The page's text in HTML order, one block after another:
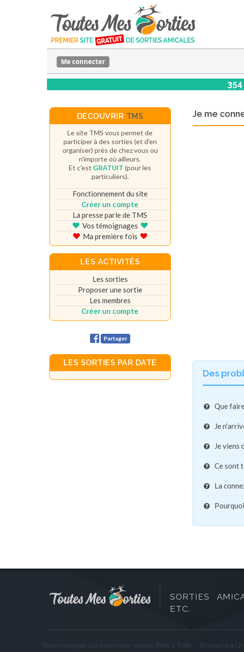
Me connecter
Je me
Des
Que
Je
Je viens
Ce sont
La
DÉCOUVRIR TMS
Le site TMS vous permet de
participer à des sorties (et d'en
organiser) près de chez vous ou
n'importe où ailleurs.
Et c'est GRATUIT (pour les
particuliers).
Fonctionnement du site
Créer un compte
La presse parle de TMS
Vos témoignages
Ma première fois
LES ACTIVITÉS
Les sorties
Proposer une sortie
Les membres
Créer un compte
Partager
LES SORTIES PAR DATE
SORTIES
ETC.
Viens naviguer sur mon voilier depuis Rolle à Rolle Bretagne à